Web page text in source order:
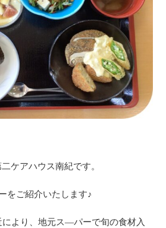
ケアハウス南紀です。
をご紹介いたします♪
により、地元ス―パーで旬の食材入